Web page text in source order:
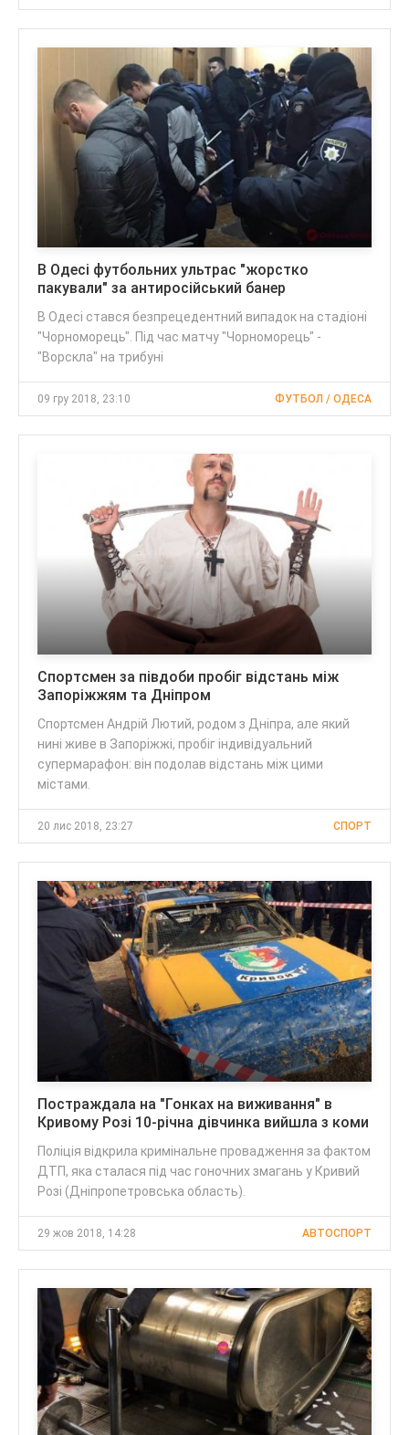
В Одесі футбольних ультрас "жорстко
пакували" за антиросійський банер
В Одесі стався безпрецедентний випадок на стадіоні
"Чорноморець". Під час матчу "Чорноморець" -
"Ворскла" на трибуні
09 гру 2018, 23:10 ФУТБОЛ / ОДЕСА
Спортсмен за півдоби пробіг відстань між
Запоріжжям та Дніпром
Спортсмен Андрій Лютий, родом з Дніпра, але який
нині живе в Запоріжжі, пробіг індивідуальний
супермарафон: він подолав відстань між цими
містами.
20 лис 2018, 23:27 СПОРТ
Постраждала на "Гонках на виживання" в
Кривому Розі 10-річна дівчинка вийшла з коми
Поліція відкрила кримінальне провадження за фактом
ДТП, яка сталася під час гоночних змагань у Кривий
Розі (Дніпропетровська область).
29 жов 2018, 14:28 АВТОСПОРТ